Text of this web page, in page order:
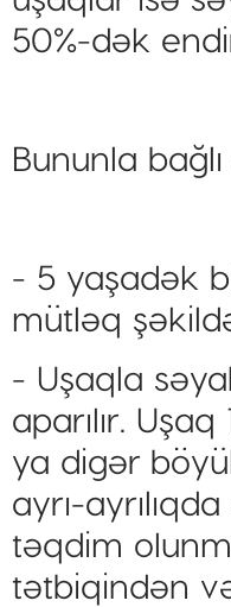
50%-dək
Bununla
- 5 yaşadək
mütləq
- ⁠Uşaqla
aparılır.
ya digər
ayrı-
təqdim
tətbiqindən